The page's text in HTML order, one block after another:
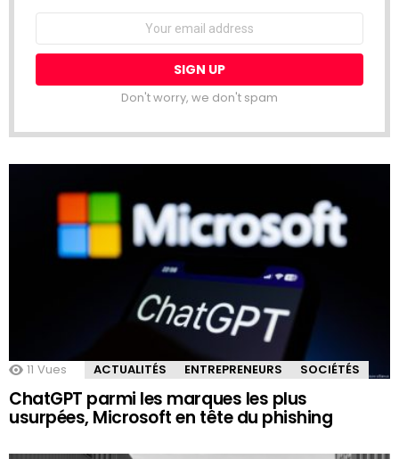
Don't worry, we don't spam
11 Vues ACTUALITÉS ENTREPRENEURS SOCIÉTÉS
ChatGPT parmi les marques les plus
usurpées, Microsoft en tête du phishing